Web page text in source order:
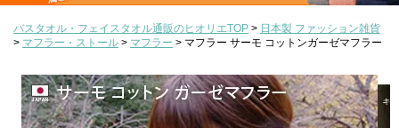
バスタオル・フェイスタオル通販のヒオリエTOP
日本製 ファッション雑貨
マフラー・ストール
マフラー マフラー サーモ コットンガーゼマフラー